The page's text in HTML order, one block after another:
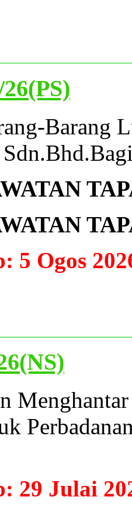
Barang
5 Ogos
29 Julai